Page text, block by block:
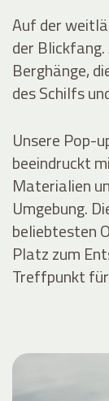
Auf der
der
Berghänge,
des Schilfs
Unsere Pop-
beeindruckt
Materialien
Umgebung.
beliebtesten
Platz zum
Treffpunkt